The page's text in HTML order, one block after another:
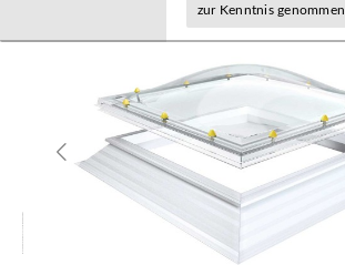
zur Kenntnis genommen